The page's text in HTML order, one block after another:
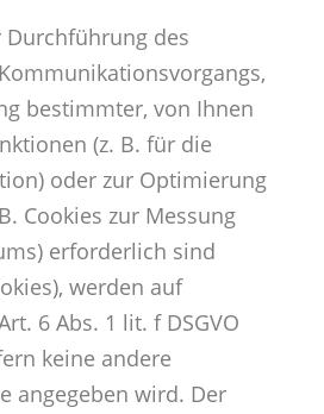
Durchführung des
bestimmter, von Ihnen
(z. B. für die
oder zur Optimierung
Cookies zur Messung
erforderlich sind
werden auf
6 Abs. 1 lit. f DSGVO
keine andere
angegeben wird. Der